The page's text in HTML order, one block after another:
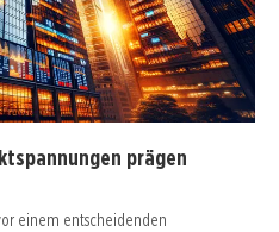
prägen
einem entscheidenden